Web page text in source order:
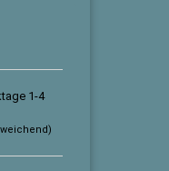
1-4